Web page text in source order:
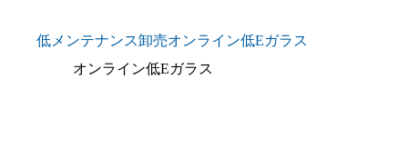
低メンテナンス卸売オンライン低Eガラス
オンライン低Eガラス